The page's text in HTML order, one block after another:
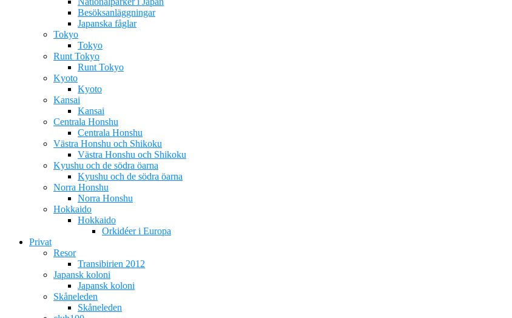
Besöksanläggningar
Japanska fåglar
Tokyo
Tokyo
Runt Tokyo
Runt Tokyo
Kyoto
Kyoto
Kansai
Kansai
Centrala Honshu
Centrala Honshu
Västra Honshu och Shikoku
Västra Honshu och Shikoku
Kyushu och de södra öarna
Kyushu och de södra öarna
Norra Honshu
Norra Honshu
Hokkaido
Hokkaido
Orkidéer i Europa
Privat
Resor
Transibirien 2012
Japansk koloni
Japansk koloni
Skåneleden
Skåneleden